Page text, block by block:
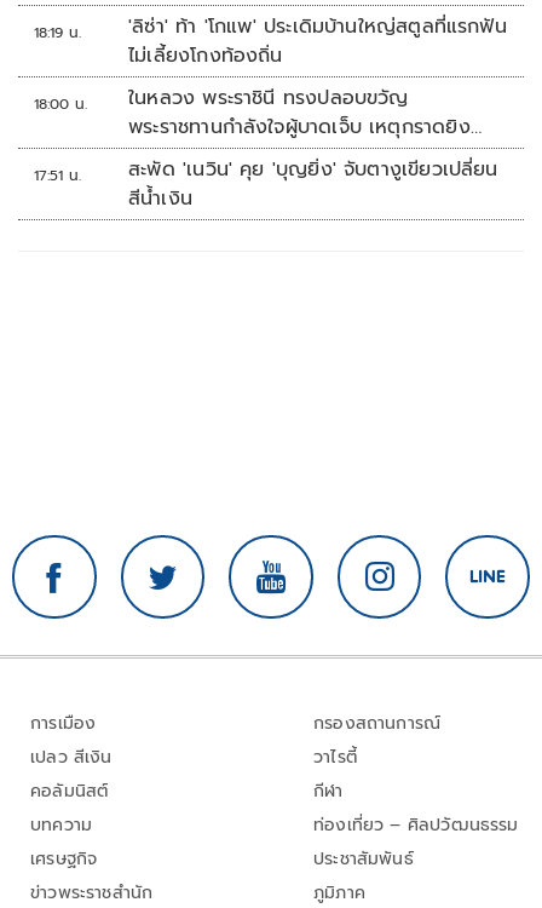
18:19 น.
'ลิซ่า' ท้า 'โกแพ' ประเดิมบ้านใหญ่สตูลที่แรกฟัน
ไม่เลี้ยงโกงท้องถิ่น
18:00 น.
ในหลวง พระราชินี ทรงปลอบขวัญ
พระราชทานกำลังใจผู้บาดเจ็บ เหตุกราดยิง
รร.เทพศิรินทร์นนทบุรี
17:51 น.
สะพัด 'เนวิน' คุย 'บุญยิ่ง' จับตางูเขียวเปลี่ยน
สีน้ำเงิน
การเมือง
เปลว สีเงิน
คอลัมนิสต์
บทความ
เศรษฐกิจ
ข่าวพระราชสำนัก
กรองสถานการณ์
วาไรตี้
กีฬา
ท่องเที่ยว – ศิลปวัฒนธรรม
ประชาสัมพันธ์
ภูมิภาค